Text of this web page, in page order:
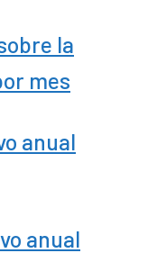
la
mes
anual
anual